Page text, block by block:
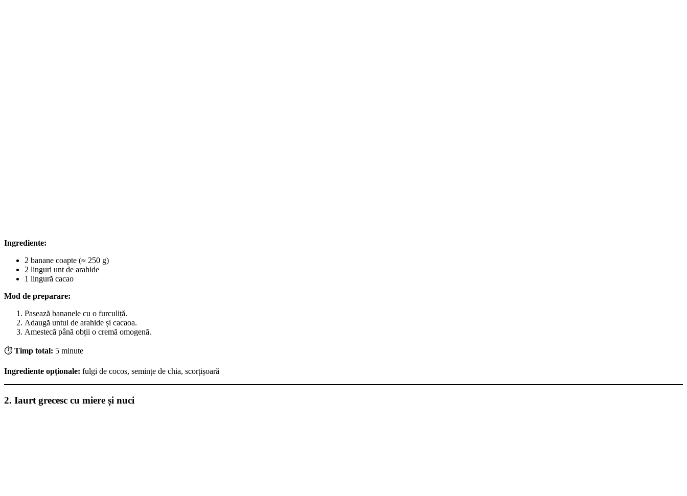
Ingrediente:
2 banane coapte (≈ 250 g)
2 linguri unt de arahide
1 lingură cacao
Mod de preparare:
Pasează bananele cu o furculiță.
Adaugă untul de arahide și cacaoa.
Amestecă până obții o cremă omogenă.
⏱️ Timp total: 5 minute
Ingrediente opționale: fulgi de cocos, semințe de chia, scorțișoară
2. Iaurt grecesc cu miere și nuci